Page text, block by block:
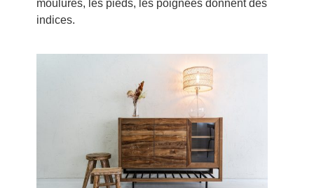
moulures, les pieds, les poignées donnent des
indices.